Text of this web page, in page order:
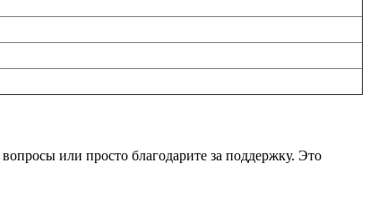
или просто благодарите за поддержку. Это